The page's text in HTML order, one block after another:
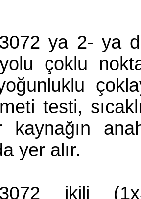
ya 2- ya
çoklu
testi,
yer alır.
3072 ikili